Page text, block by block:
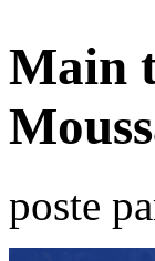
Main
poste